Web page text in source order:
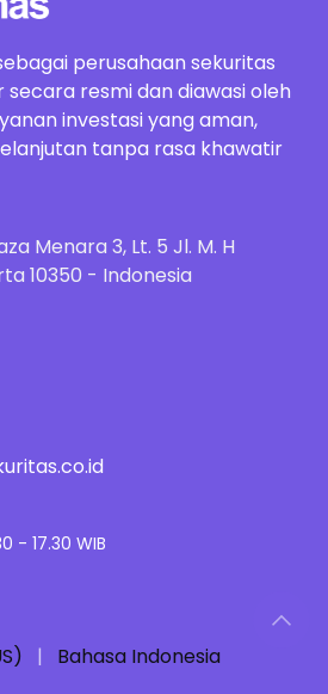
perusahaan sekuritas
resmi dan diawasi oleh
investasi yang aman,
tanpa rasa khawatir
Menara 3, Lt. 5 Jl. M. H
10350 - Indonesia
- 17.30 WIB
| Bahasa Indonesia